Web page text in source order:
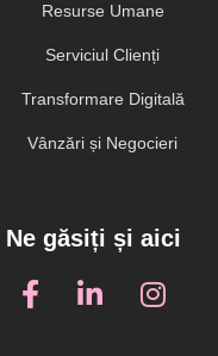
Resurse Umane
Serviciul Clienți
Transformare Digitală
Vânzări și Negocieri
Ne găsiți și aici